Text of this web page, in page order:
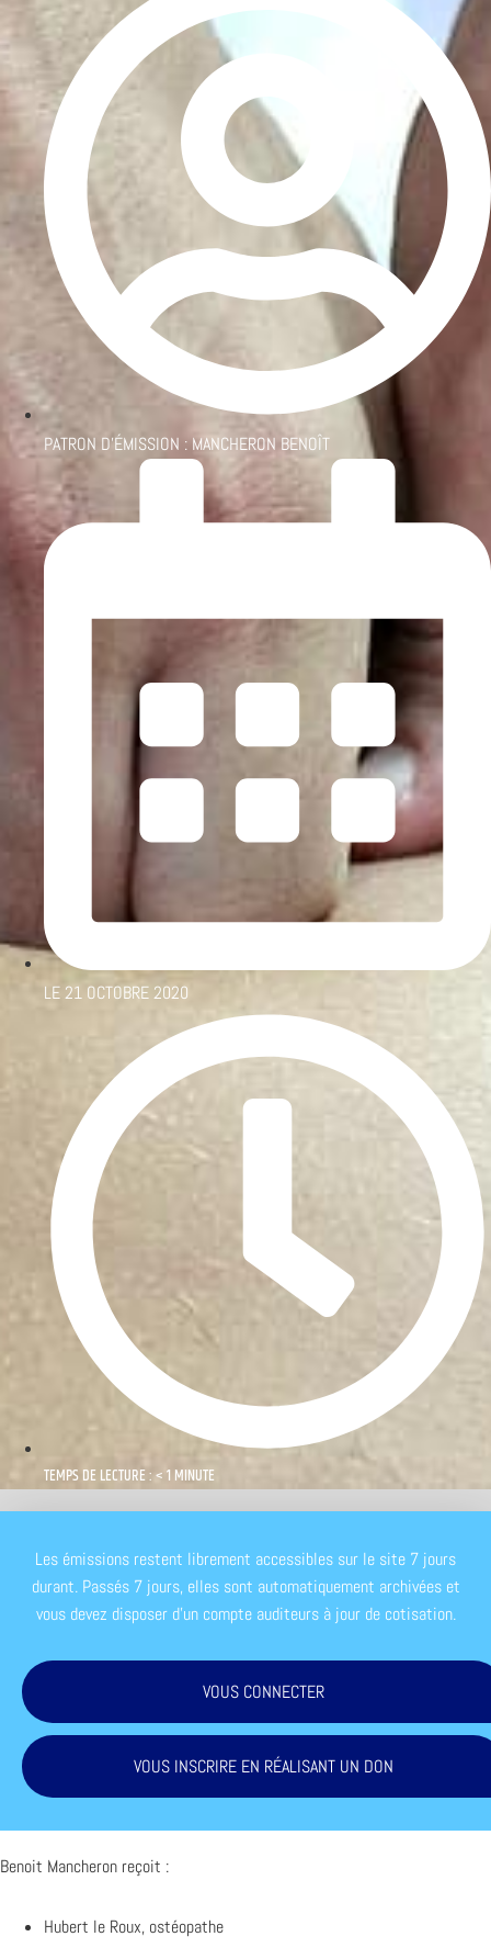
PATRON D'ÉMISSION :MANCHERON BENOÎT
LE21 OCTOBRE 2020
TEMPS DE LECTURE : < 1 MINUTE
Les émissions restent librement accessibles sur le site 7 jours
durant. Passés 7 jours, elles sont automatiquement archivées et
vous devez disposer d'un compte auditeurs à jour de cotisation.
VOUS CONNECTER
VOUS INSCRIRE EN RÉALISANT UN DON
Benoit Mancheron reçoit :
Hubert le Roux, ostéopathe